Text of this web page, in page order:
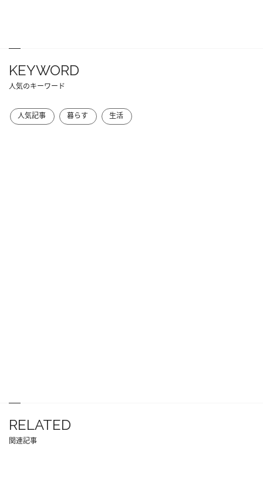
KEYWORD
人気のキーワード
人気記事 暮らす 生活
RELATED
関連記事